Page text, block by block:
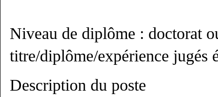
Niveau de diplôme : doctorat
titre/diplôme/expérience jugés
Description du poste